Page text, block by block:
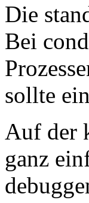
Die
Bei
sollte
Auf der
ganz